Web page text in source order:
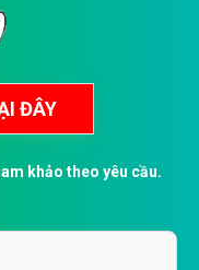
khảo theo yêu cầu.